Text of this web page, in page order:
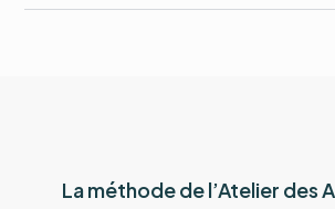
La méthode de l’Atelier des